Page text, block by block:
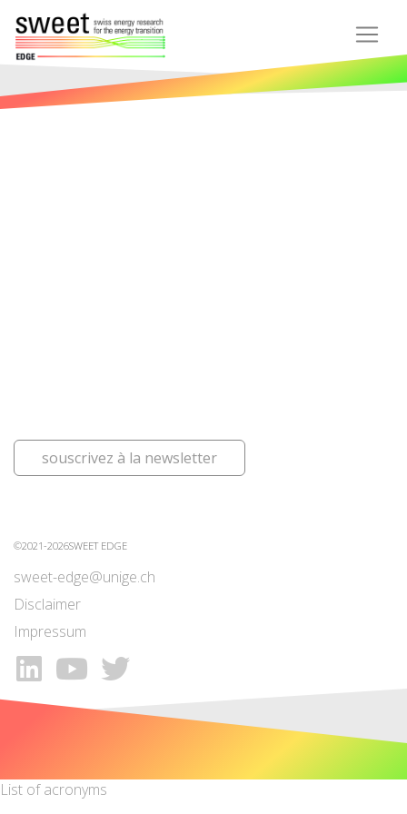
souscrivez à la newsletter
©2021-2026SWEET EDGE
sweet-edge@unige.ch
Disclaimer
Impressum
List of acronyms